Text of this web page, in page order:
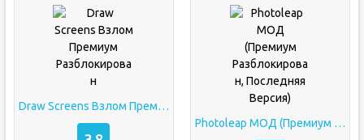
Draw Screens Взлом Премиум Разблокирован
Photoleap МОД (Премиум Разблокирован, Последняя Версия)